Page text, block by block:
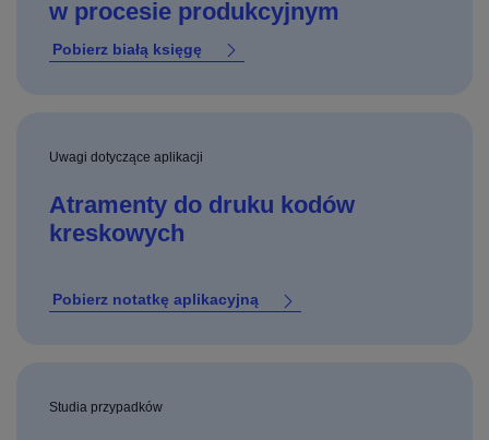
w procesie produkcyjnym
Pobierz białą księgę
Uwagi dotyczące aplikacji
Atramenty do druku kodów
kreskowych
Pobierz notatkę aplikacyjną
Studia przypadków